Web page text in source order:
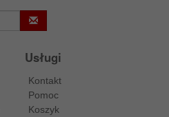
Usługi
Kontakt
Pomoc
Koszyk